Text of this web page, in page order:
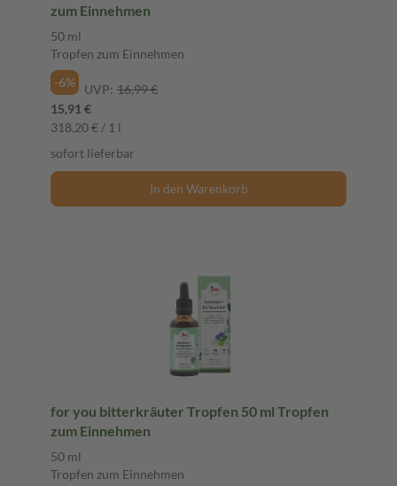
zum Einnehmen
50 ml
Tropfen zum Einnehmen
-6%
UVP: 16,99 €
15,91 €
318,20 € / 1 l
sofort lieferbar
In den Warenkorb
for you bitterkräuter Tropfen 50 ml Tropfen
zum Einnehmen
50 ml
Tropfen zum Einnehmen